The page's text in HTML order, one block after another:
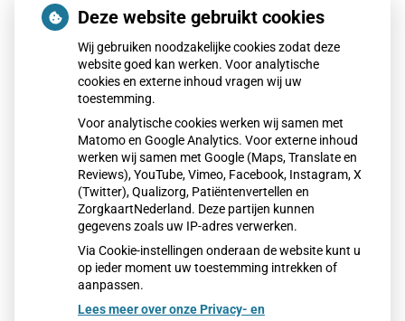
te komen. Nuchter zijn staat ook op het
aanvraagformulier vermeld. Bijvoorbeeld voor een
glucosebepaling of cholesteroldiagnostiek kan dit
noodzakelijk zijn. Door eten en drinken kunnen er
tijdelijk te veel vetten of suikers in uw bloed zitten.
Hierdoor kunnen de meetresultaten tijdelijk te hoog
zijn. Als u nuchter bent, kunnen wel de juiste waarden
worden gemeten.
Als u nuchter voor het bloedprikken moet verschijnen,
dan mag u de avond daarvoor, vanaf 22.00 uur niets
meer eten en drinken. U mag wel een beetje water
drinken.
Deze website gebruikt cookies
Wij gebruiken noodzakelijke cookies zodat deze
website goed kan werken. Voor analytische
cookies en externe inhoud vragen wij uw
toestemming.
Voor analytische cookies werken wij samen met
Matomo en Google Analytics. Voor externe inhoud
werken wij samen met Google (Maps, Translate en
Reviews), YouTube, Vimeo, Facebook, Instagram, X
(Twitter), Qualizorg, Patiëntenvertellen en
ZorgkaartNederland. Deze partijen kunnen
gegevens zoals uw IP-adres verwerken.
Via Cookie-instellingen onderaan de website kunt u
op ieder moment uw toestemming intrekken of
aanpassen.
Lees meer over onze Privacy- en